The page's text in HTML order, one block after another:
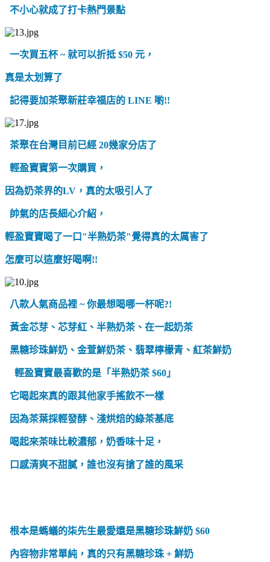
不小心就成了打卡熱門景點
一次買五杯 ~ 就可以折抵 $50 元，
真是太划算了
記得要加茶聚新莊幸福店的 LINE 喲!!
茶聚在台灣目前已經 20幾家分店了
輕盈寶寶第一次購買，
因為奶茶界的LV，真的太吸引人了
帥氣的店長細心介紹，
輕盈寶寶喝了一口"半熟奶茶"覺得真的太厲害了
怎麼可以這麼好喝啊!!
八款人氣商品裡 ~ 你最想喝哪一杯呢?!
黃金芯芽、芯芽紅、半熟奶茶、在一起奶茶
黑糖珍珠鮮奶、金萱鮮奶茶、翡翠檸檬青、紅茶鮮奶
輕盈寶寶最喜歡的是「半熟奶茶 $60」
它喝起來真的跟其他家手搖飲不一樣
因為茶葉採輕發酵、淺烘焙的綠茶基底
喝起來茶味比較濃郁，奶香味十足，
口感清爽不甜膩，誰也沒有搶了誰的風采
根本是螞蟻的柒先生最愛還是黑糖珍珠鮮奶 $60
內容物非常單純，真的只有黑糖珍珠 + 鮮奶